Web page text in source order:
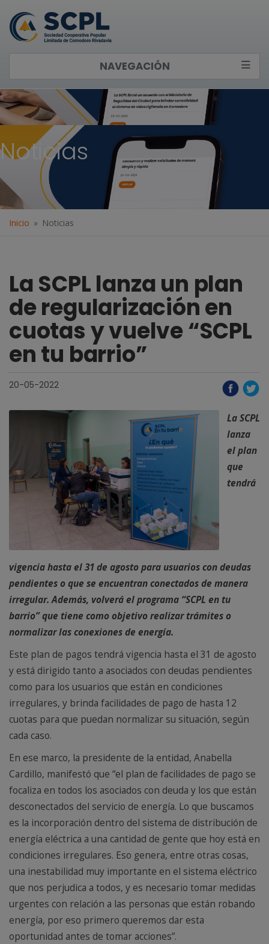
NAVEGACIÓN
Noticias
Inicio Noticias
La SCPL lanza un plan
de regularización en
cuotas y vuelve “SCPL
en tu barrio”
20-05-2022
La SCPL
lanza
el plan
que
tendrá
vigencia hasta el 31 de agosto para usuarios con deudas
pendientes o que se encuentran conectados de manera
irregular. Además, volverá el programa “SCPL en tu
barrio” que tiene como objetivo realizar trámites o
normalizar las conexiones de energía.
Este plan de pagos tendrá vigencia hasta el 31 de agosto
y está dirigido tanto a asociados con deudas pendientes
como para los usuarios que están en condiciones
irregulares, y brinda facilidades de pago de hasta 12
cuotas para que puedan normalizar su situación, según
cada caso.
En ese marco, la presidente de la entidad, Anabella
Cardillo, manifestó que “el plan de facilidades de pago se
focaliza en todos los asociados con deuda y los que están
desconectados del servicio de energía. Lo que buscamos
es la incorporación dentro del sistema de distribución de
energía eléctrica a una cantidad de gente que hoy está en
condiciones irregulares. Eso genera, entre otras cosas,
una inestabilidad muy importante en el sistema eléctrico
que nos perjudica a todos, y es necesario tomar medidas
urgentes con relación a las personas que están robando
energía, por eso primero queremos dar esta
oportunidad antes de tomar acciones”.